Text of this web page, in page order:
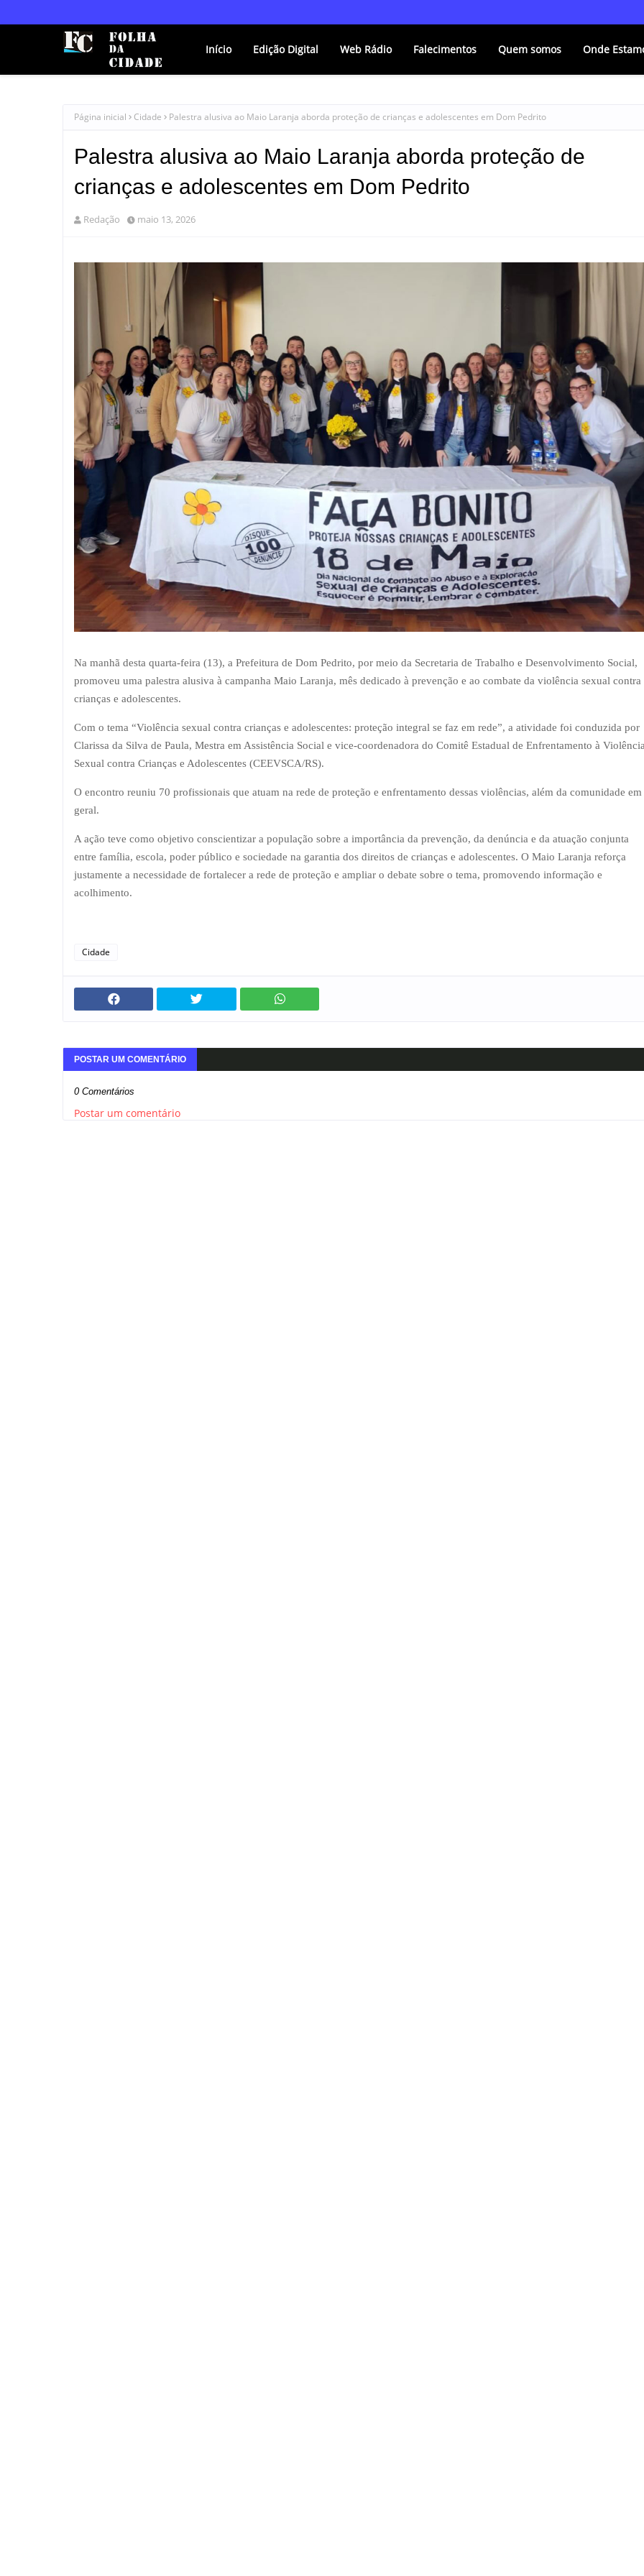
Início Edição Digital Web Rádio Falecimentos Quem somos Onde
Página inicial Cidade Palestra alusiva ao Maio Laranja aborda proteção de crianças e adolescentes em Dom Pedrito
Palestra alusiva ao Maio Laranja aborda proteção de
crianças e adolescentes em Dom Pedrito
Redação maio 13, 2026
Na manhã desta quarta-feira (13), a Prefeitura de Dom Pedrito, por meio da Secretaria de Trabalho e Desenvolvimento Social,
promoveu uma palestra alusiva à campanha Maio Laranja, mês dedicado à prevenção e ao combate da violência sexual contra
crianças e adolescentes.
Com o tema “Violência sexual contra crianças e adolescentes: proteção integral se faz em rede”, a atividade foi conduzida por
Clarissa da Silva de Paula, Mestra em Assistência Social e vice-coordenadora do Comitê Estadual de Enfrentamento à
Sexual contra Crianças e Adolescentes (CEEVSCA/RS).
O encontro reuniu 70 profissionais que atuam na rede de proteção e enfrentamento dessas violências, além da comunidade em
geral.
A ação teve como objetivo conscientizar a população sobre a importância da prevenção, da denúncia e da atuação conjunta
entre família, escola, poder público e sociedade na garantia dos direitos de crianças e adolescentes. O Maio Laranja reforça
justamente a necessidade de fortalecer a rede de proteção e ampliar o debate sobre o tema, promovendo informação e
acolhimento.
Cidade
POSTAR UM COMENTÁRIO
0 Comentários
Postar um comentário